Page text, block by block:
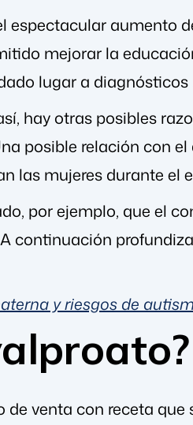
espectacular aumento
mejorar la
lugar a diagnósticos
hay otras posibles
posible relación con
las mujeres durante el
por ejemplo, que el
continuación
y riesgos de
venta con receta